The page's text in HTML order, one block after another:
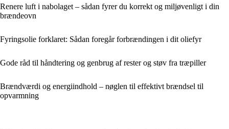
Renere luft i nabolaget – sådan fyrer du korrekt og miljøvenligt i din
brændeovn
Fyringsolie forklaret: Sådan foregår forbrændingen i dit oliefyr
Gode råd til håndtering og genbrug af rester og støv fra træpiller
Brændværdi og energiindhold – nøglen til effektivt brændsel til
opvarmning